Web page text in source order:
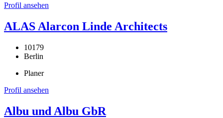
Profil ansehen
ALAS Alarcon Linde Architects
10179
Berlin
Planer
Profil ansehen
Albu und Albu GbR